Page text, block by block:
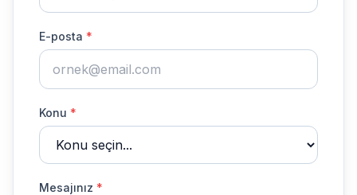
E-posta *
Konu *
Mesajınız *